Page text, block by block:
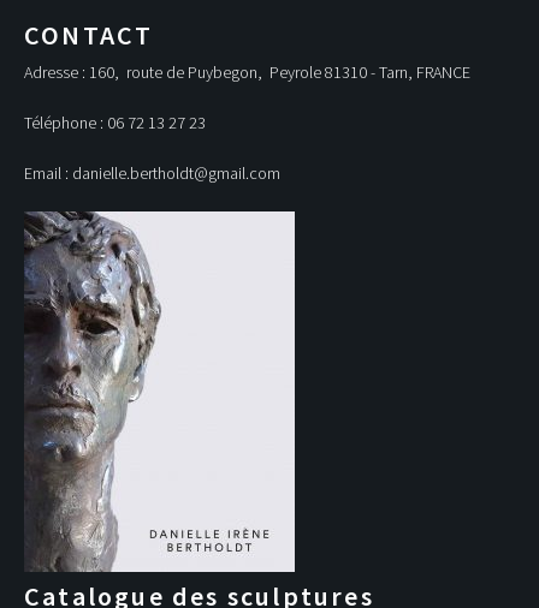
CONTACT
Adresse : 160, route de Puybegon, Peyrole 81310 - Tarn, FRANCE
Téléphone : 06 72 13 27 23
Email : danielle.bertholdt@gmail.com
Catalogue des sculptures